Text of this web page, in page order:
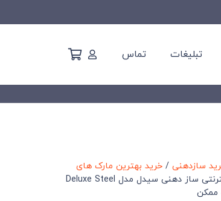
تبلیغات تماس
سازدهنی/ خرید بهترین مارک های
/ خرید اینترنتی ساز دهنی سیدل مدل Deluxe Steel